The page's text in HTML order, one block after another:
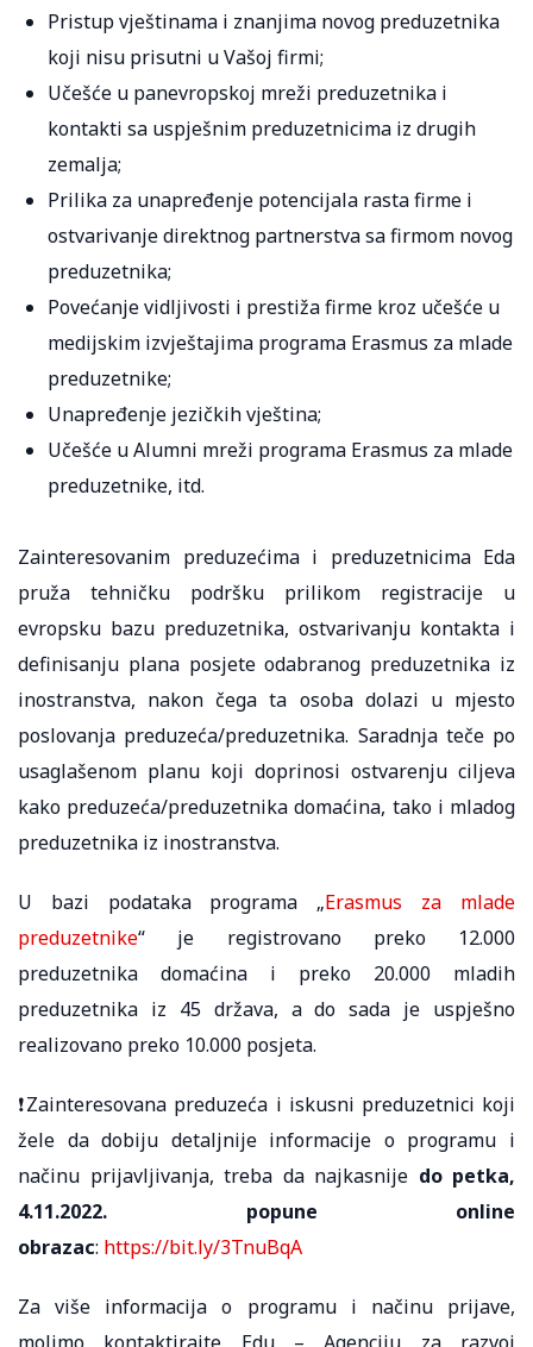
Pristup vještinama i znanjima novog preduzetnika
koji nisu prisutni u Vašoj firmi;
Učešće u panevropskoj mreži preduzetnika i
kontakti sa uspješnim preduzetnicima iz drugih
zemalja;
Prilika za unapređenje potencijala rasta firme i
ostvarivanje direktnog partnerstva sa firmom novog
preduzetnika;
Povećanje vidljivosti i prestiža firme kroz učešće u
medijskim izvještajima programa Erasmus za mlade
preduzetnike;
Unapređenje jezičkih vještina;
Učešće u Alumni mreži programa Erasmus za mlade
preduzetnike, itd.
Zainteresovanim preduzećima i preduzetnicima Eda
pruža tehničku podršku prilikom registracije u
evropsku bazu preduzetnika, ostvarivanju kontakta i
definisanju plana posjete odabranog preduzetnika iz
inostranstva, nakon čega ta osoba dolazi u mjesto
poslovanja preduzeća/preduzetnika. Saradnja teče po
usaglašenom planu koji doprinosi ostvarenju ciljeva
kako preduzeća/preduzetnika domaćina, tako i mladog
preduzetnika iz inostranstva.
U bazi podataka programa „Erasmus za mlade
preduzetnike“ je registrovano preko 12.000
preduzetnika domaćina i preko 20.000 mladih
preduzetnika iz 45 država, a do sada je uspješno
realizovano preko 10.000 posjeta.
❗Zainteresovana preduzeća i iskusni preduzetnici koji
žele da dobiju detaljnije informacije o programu i
načinu prijavljivanja, treba da najkasnije do petka,
4.11.2022. popune online
obrazac: https://bit.ly/3TnuBqA
Za više informacija o programu i načinu prijave,